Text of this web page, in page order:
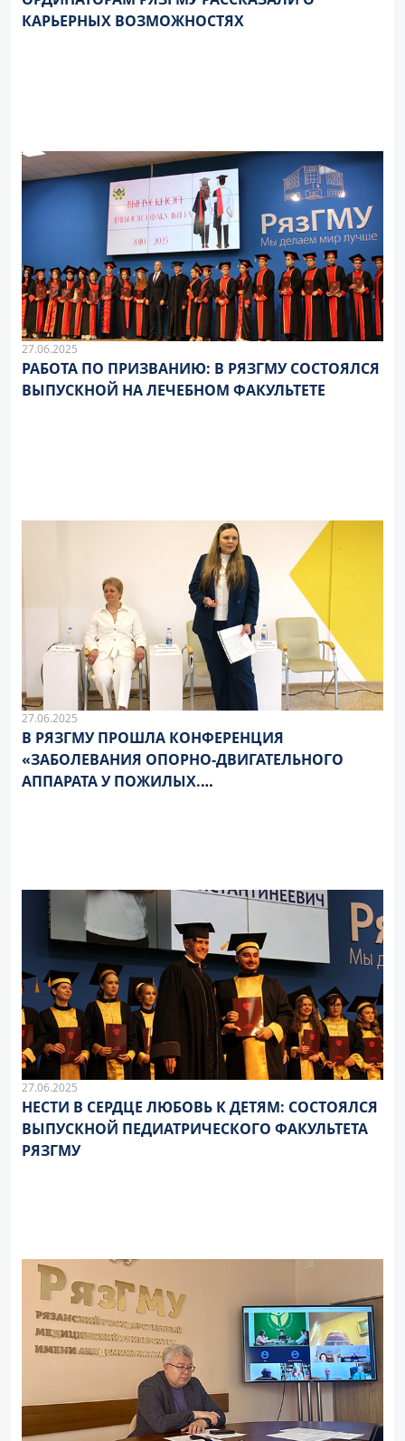
КАРЬЕРНЫХ ВОЗМОЖНОСТЯХ
27.06.2025
РАБОТА ПО ПРИЗВАНИЮ: В РЯЗГМУ СОСТОЯЛСЯ
ВЫПУСКНОЙ НА ЛЕЧЕБНОМ ФАКУЛЬТЕТЕ
27.06.2025
В РЯЗГМУ ПРОШЛА КОНФЕРЕНЦИЯ
«ЗАБОЛЕВАНИЯ ОПОРНО-ДВИГАТЕЛЬНОГО
АППАРАТА У ПОЖИЛЫХ.
27.06.2025
НЕСТИ В СЕРДЦЕ ЛЮБОВЬ К ДЕТЯМ: СОСТОЯЛСЯ
ВЫПУСКНОЙ ПЕДИАТРИЧЕСКОГО ФАКУЛЬТЕТА
РЯЗГМУ